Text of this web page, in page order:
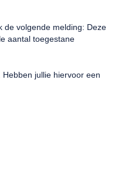
de volgende melding: Deze
aantal toegestane
jullie hiervoor een